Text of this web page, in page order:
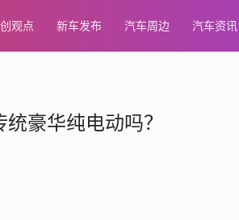
观点 新车发布 汽车周边 汽车资讯
豪华纯电动吗？